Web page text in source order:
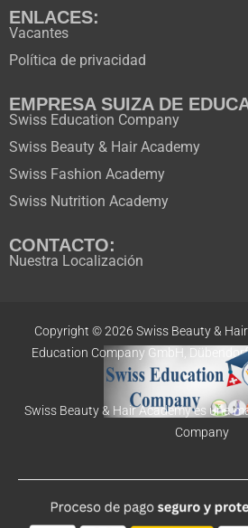
ENLACES:
Vacantes
Política de privacidad
EMPRESA SUIZA DE
Swiss Education Company
Swiss Beauty & Hair Academy
Swiss Fashion Academy
Swiss Nutrition Academy
CONTACTO:
Nuestra Localización
Copyright © 2026 Swiss Beauty &
Education Company GmbH,
Swiss Beauty & Hair Academy es una
Company